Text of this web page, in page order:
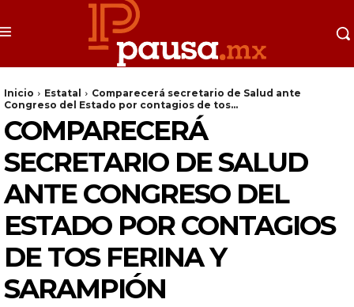
Inicio Estatal
Comparecerá secretario de Salud ante
Congreso del Estado por contagios de tos...
COMPARECERÁ
SECRETARIO DE SALUD
ANTE CONGRESO DEL
ESTADO POR CONTAGIOS
DE TOS FERINA Y
SARAMPIÓN